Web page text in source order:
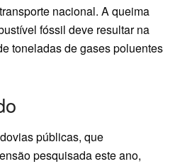
nacional. A queima
fóssil deve resultar na
toneladas de gases poluentes
públicas, que
pesquisada este ano,